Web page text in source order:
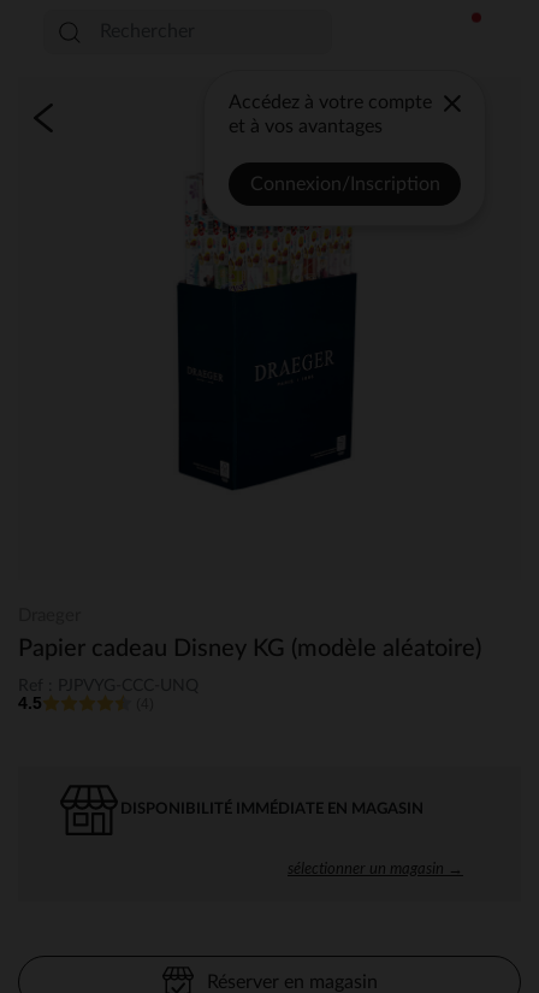
Accédez à votre compte
et à vos avantages
Connexion/Inscription
Papier cadeau Disney KG (modèle aléatoire)
4.5
DISPONIBILITÉ IMMÉDIATE EN MAGASIN
sélectionner un magasin →
Réserver en magasin